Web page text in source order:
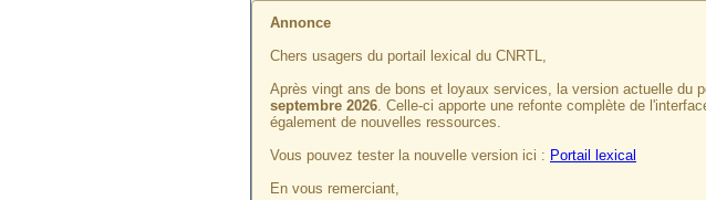
Annonce
Chers usagers du portail lexical du CNRTL,
Après vingt ans de bons et loyaux services, la version actuelle du
septembre 2026. Celle-ci apporte une refonte complète de
également de nouvelles ressources.
Vous pouvez tester la nouvelle version ici : Portail lexical
En vous remerciant,